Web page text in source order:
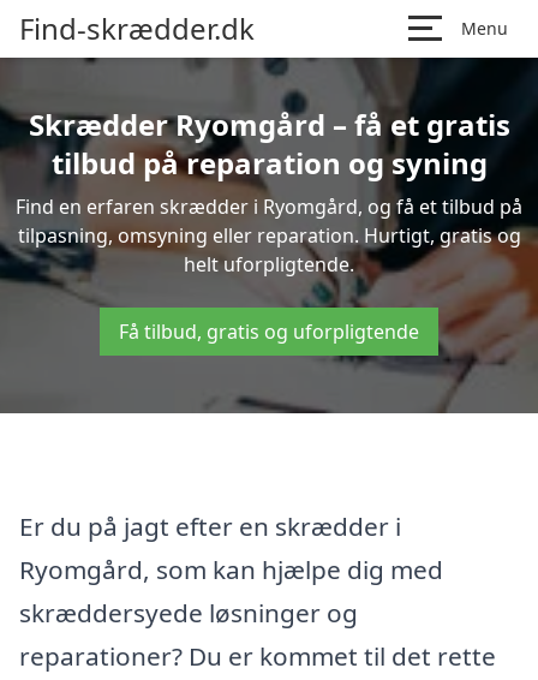
Find-skrædder.dk Menu
Skrædder Ryomgård – få et gratis
tilbud på reparation og syning
Find en erfaren skrædder i Ryomgård, og få et tilbud på
tilpasning, omsyning eller reparation. Hurtigt, gratis og
helt uforpligtende.
Få tilbud, gratis og uforpligtende
Er du på jagt efter en skrædder i
Ryomgård, som kan hjælpe dig med
skræddersyede løsninger og
reparationer? Du er kommet til det rette